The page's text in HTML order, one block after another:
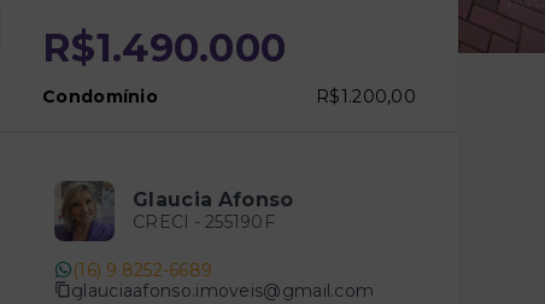
R$1.490.000
Condomínio R$1.200,00
Glaucia Afonso
CRECI - 255190F
(16) 9 8252-6689
glauciaafonso.imoveis@gmail.com